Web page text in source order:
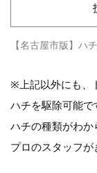
【名古屋市版】ハ
※上記以外にも、
ハチを駆除可能で
ハチの種類がわか
プロのスタッフが